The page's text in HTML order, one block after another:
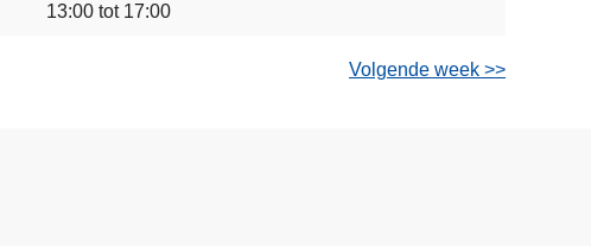
13:00 tot 17:00
Volgende week >>